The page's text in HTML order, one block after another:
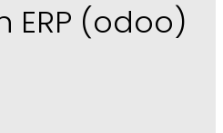
ERP (odoo)